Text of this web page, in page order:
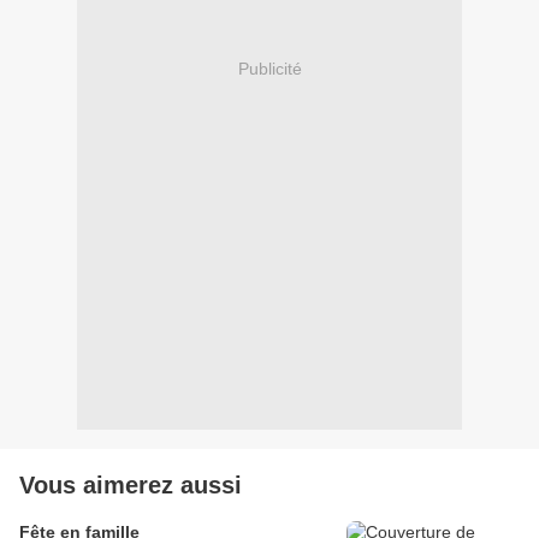
Publicité
Vous aimerez aussi
Fête en famille